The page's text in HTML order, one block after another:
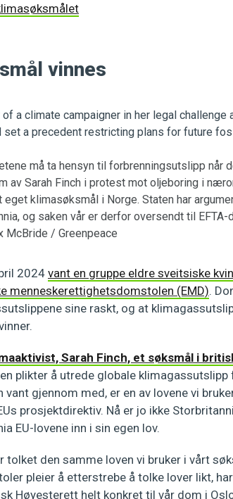
vinnes
må ta hensyn til forbrenningsutslipp når
av Sarah Finch i protest mot oljeboring i
klimasøksmål i Norge. Staten har
og saken vår er derfor oversendt til EFTA-
McBride / Greenpeace
2024 vant en gruppe eldre sveitsiske
menneskerettighetsdomstolen (EMD).
sine raskt, og at
Sarah Finch, et søksmål i
plikter å utrede globale klimagassutslipp
gjennom med, er en av lovene vi
prosjektdirektiv. Nå er jo ikke
EU-lovene inn i sin egen lov.
den samme loven vi bruker i vårt
pleier å etterstrebe å tolke lover likt,
Høyesterett helt konkret til vår dom i